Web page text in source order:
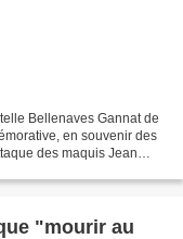
Bellenaves Gannat de
en souvenir des
des maquis Jean
"mourir au